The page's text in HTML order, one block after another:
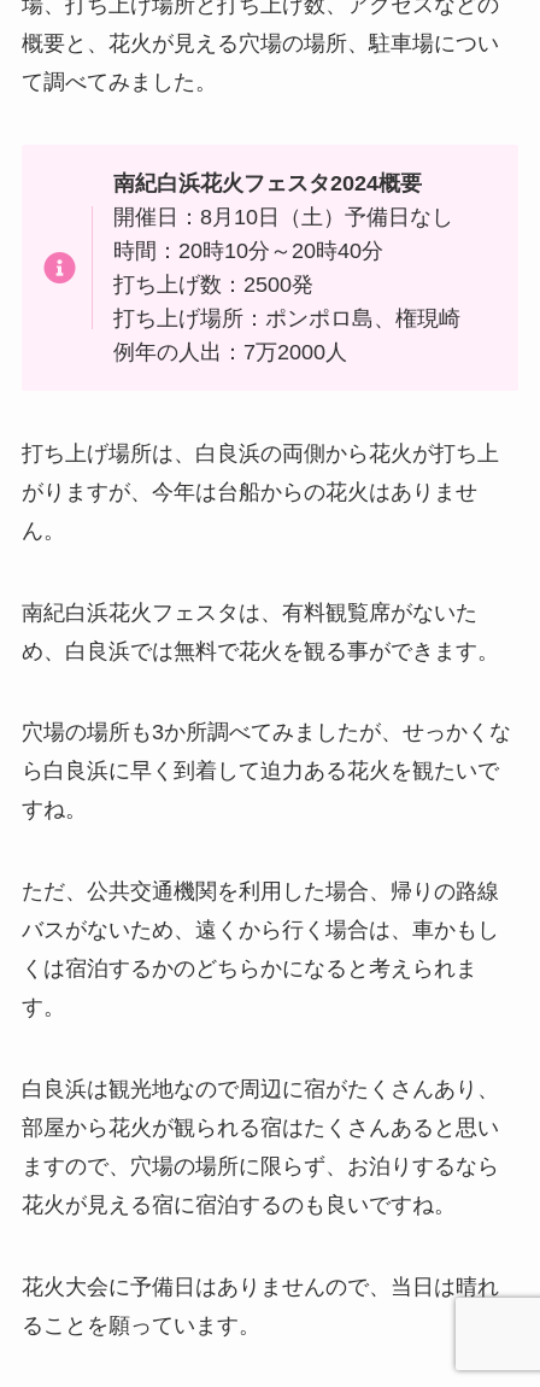
場、打ち上げ場所と打ち上げ数、アクセスなどの
概要と、花火が見える穴場の場所、駐車場につい
て調べてみました。
南紀白浜花火フェスタ2024概要
開催日：8月10日（土）予備日なし
時間：20時10分～20時40分
打ち上げ数：2500発
打ち上げ場所：ポンポロ島、権現崎
例年の人出：7万2000人
打ち上げ場所は、白良浜の両側から花火が打ち上
がりますが、今年は台船からの花火はありませ
ん。
南紀白浜花火フェスタは、有料観覧席がないた
め、白良浜では無料で花火を観る事ができます。
穴場の場所も3か所調べてみましたが、せっかくな
ら白良浜に早く到着して迫力ある花火を観たいで
すね。
ただ、公共交通機関を利用した場合、帰りの路線
バスがないため、遠くから行く場合は、車かもし
くは宿泊するかのどちらかになると考えられま
す。
白良浜は観光地なので周辺に宿がたくさんあり、
部屋から花火が観られる宿はたくさんあると思い
ますので、穴場の場所に限らず、お泊りするなら
花火が見える宿に宿泊するのも良いですね。
花火大会に予備日はありませんので、当日は晴れ
ることを願っています。